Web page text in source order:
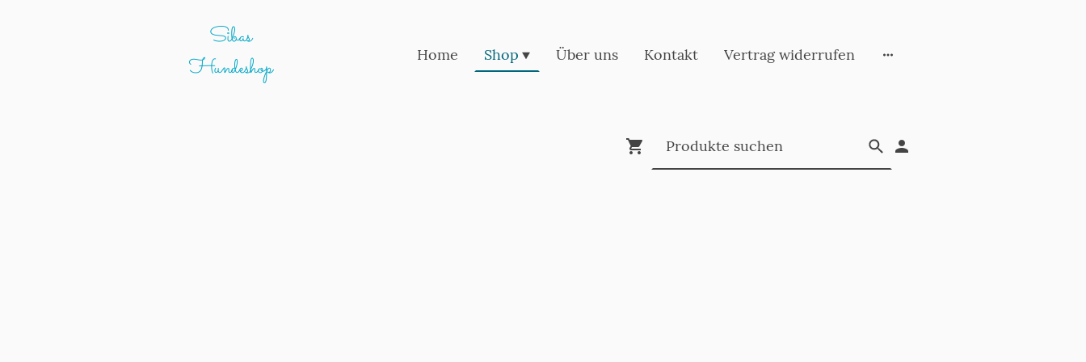
Sibas
Hundeshop
Home Shop Über uns Kontakt Vertrag widerrufen